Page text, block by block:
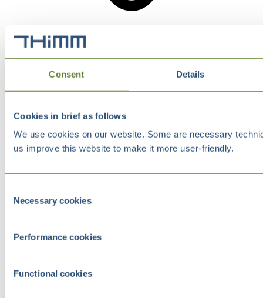
Consent Details
Cookies in brief as follows
We use cookies on our website. Some are necessary
us improve this website to make it more user-friendly.
Selection
Necessary cookies
Performance cookies
Functional cookies